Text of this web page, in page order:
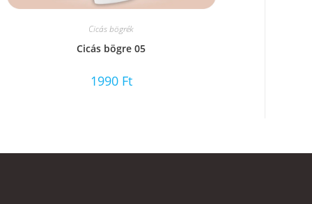
Cicás bögrék
Cicás bögre 05
1990 Ft